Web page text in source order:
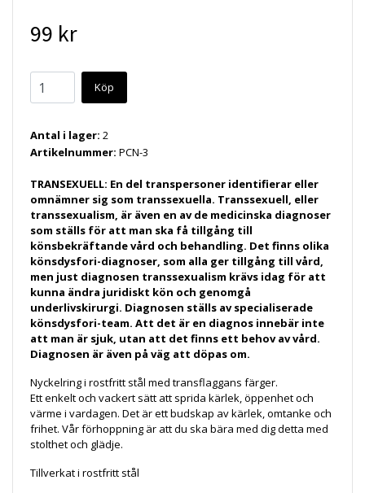
99 kr
Köp
Antal i lager: 2
Artikelnummer: PCN-3
TRANSEXUELL: En del transpersoner identifierar eller
omnämner sig som transsexuella. Transsexuell, eller
transsexualism, är även en av de medicinska diagnoser
som ställs för att man ska få tillgång till
könsbekräftande vård och behandling. Det finns olika
könsdysfori-diagnoser, som alla ger tillgång till vård,
men just diagnosen transsexualism krävs idag för att
kunna ändra juridiskt kön och genomgå
underlivskirurgi. Diagnosen ställs av specialiserade
könsdysfori-team. Att det är en diagnos innebär inte
att man är sjuk, utan att det finns ett behov av vård.
Diagnosen är även på väg att döpas om.
Nyckelring i rostfritt stål med transflaggans färger.
Ett enkelt och vackert sätt att sprida kärlek, öppenhet och
värme i vardagen. Det är ett budskap av kärlek, omtanke och
frihet. Vår förhoppning är att du ska bära med dig detta med
stolthet och glädje.
Tillverkat i rostfritt stål